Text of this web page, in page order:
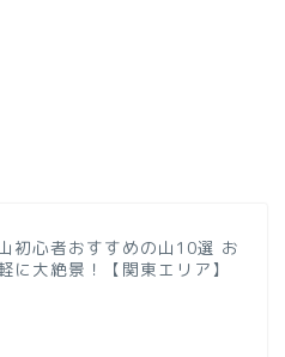
初心者おすすめの山10選 お
に大絶景！【関東エリア】